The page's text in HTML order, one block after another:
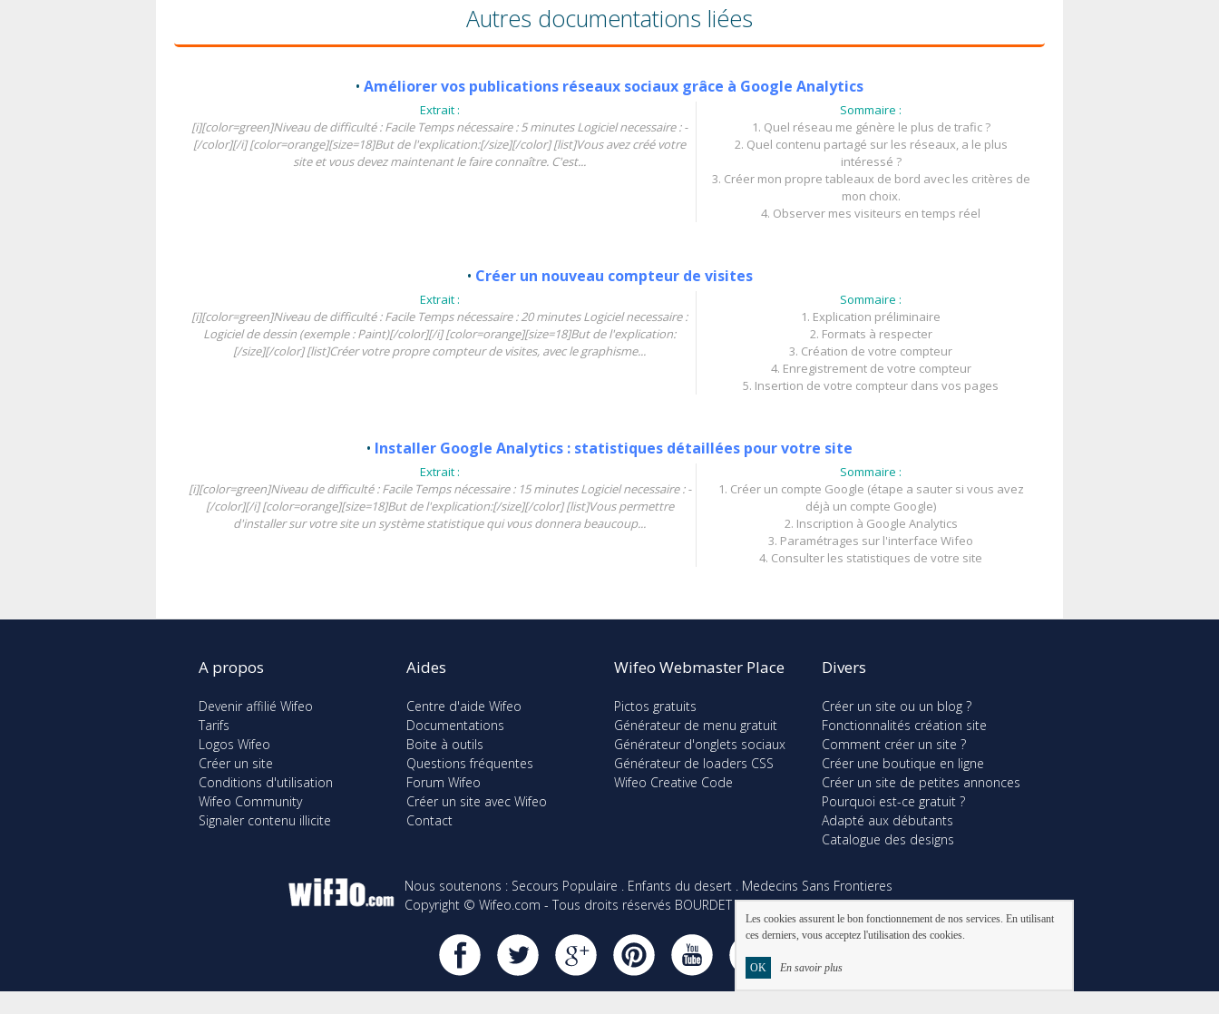
Autres documentations liées
• Améliorer vos publications réseaux sociaux grâce à Google Analytics
Extrait :
[i][color=green]Niveau de difficulté : Facile Temps nécessaire : 5 minutes Logiciel necessaire : -
[/color][/i] [color=orange][size=18]But de l'explication:[/size][/color] [list]Vous avez créé votre
site et vous devez maintenant le faire connaître. C'est...
Sommaire :
1. Quel réseau me génère le plus de trafic ?
2. Quel contenu partagé sur les réseaux, a le plus
intéressé ?
3. Créer mon propre tableaux de bord avec les critères de
mon choix.
4. Observer mes visiteurs en temps réel
• Créer un nouveau compteur de visites
Extrait :
[i][color=green]Niveau de difficulté : Facile Temps nécessaire : 20 minutes Logiciel necessaire :
Logiciel de dessin (exemple : Paint)[/color][/i] [color=orange][size=18]But de l'explication:
[/size][/color] [list]Créer votre propre compteur de visites, avec le graphisme...
Sommaire :
1. Explication préliminaire
2. Formats à respecter
3. Création de votre compteur
4. Enregistrement de votre compteur
5. Insertion de votre compteur dans vos pages
• Installer Google Analytics : statistiques détaillées pour votre site
Extrait :
[i][color=green]Niveau de difficulté : Facile Temps nécessaire : 15 minutes Logiciel necessaire : -
[/color][/i] [color=orange][size=18]But de l'explication:[/size][/color] [list]Vous permettre
d'installer sur votre site un système statistique qui vous donnera beaucoup...
Sommaire :
1. Créer un compte Google (étape a sauter si vous avez
déjà un compte Google)
2. Inscription à Google Analytics
3. Paramétrages sur l'interface Wifeo
4. Consulter les statistiques de votre site
A propos
Devenir affilié Wifeo
Tarifs
Logos Wifeo
Créer un site
Conditions d'utilisation
Wifeo Community
Signaler contenu illicite
Aides
Centre d'aide Wifeo
Documentations
Boite à outils
Questions fréquentes
Forum Wifeo
Créer un site avec Wifeo
Contact
Wifeo Webmaster Place
Pictos gratuits
Générateur de menu gratuit
Générateur d'onglets sociaux
Générateur de loaders CSS
Wifeo Creative Code
Divers
Créer un site ou un blog ?
Fonctionnalités création site
Comment créer un site ?
Créer une boutique en ligne
Créer un site de petites annonces
Pourquoi est-ce gratuit ?
Adapté aux débutants
Catalogue des designs
Nous soutenons : Secours Populaire . Enfants du desert. Medecins Sans Frontieres
Copyright © Wifeo.com - Tous droits réservés BOURDET SARL R.C.S.503777286 VERSAILLES
Les cookies assurent le bon fonctionnement de nos services. En utilisant
ces derniers, vous acceptez l'utilisation des cookies.
OK En savoir plus